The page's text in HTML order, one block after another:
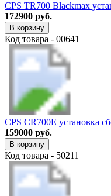
CPS TR700 Blackmax
172900 руб.
В корзину
Код товара - 00641
CPS CR700E установка
159000 руб.
В корзину
Код товара - 50211